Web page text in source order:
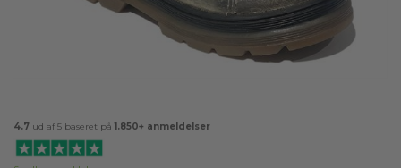
4.7 ud af 5 baseret på1.850+ anmeldelser